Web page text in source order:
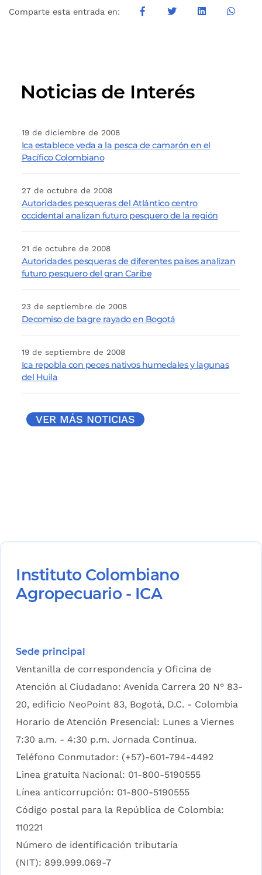
Comparte esta entrada en:
Noticias de Interés
19 de diciembre de 2008
Ica establece veda a la pesca de camarón en el
Pacífico Colombiano
27 de octubre de 2008
Autoridades pesqueras del Atlántico centro
occidental analizan futuro pesquero de la región
21 de octubre de 2008
Autoridades pesqueras de diferentes países analizan
futuro pesquero del gran Caribe
23 de septiembre de 2008
Decomiso de bagre rayado en Bogotá
19 de septiembre de 2008
Ica repobla con peces nativos humedales y lagunas
del Huila
VER MÁS NOTICIAS
Instituto Colombiano
Agropecuario - ICA
Sede principal
Ventanilla de correspondencia y Oficina de
Atención al Ciudadano: Avenida Carrera 20 N° 83-
20, edificio NeoPoint 83, Bogotá, D.C. - Colombia
Horario de Atención Presencial: Lunes a Viernes
7:30 a.m. - 4:30 p.m. Jornada Continua.
Teléfono Conmutador: (+57)-601-794-4492
Linea gratuita Nacional: 01-800-5190555
Línea anticorrupción: 01-800-5190555
Código postal para la República de Colombia:
110221
Número de identificación tributaria
(NIT): 899.999.069-7